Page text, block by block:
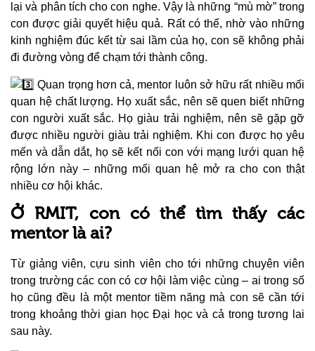
lại và phân tích cho con nghe. Vậy là những “mù mờ” trong
con được giải quyết hiệu quả. Rất có thể, nhờ vào những
kinh nghiệm đúc kết từ sai lầm của họ, con sẽ không phải
đi đường vòng để chạm tới thành công.
Quan trọng hơn cả, mentor luôn sở hữu rất nhiều mối
quan hệ chất lượng. Họ xuất sắc, nên sẽ quen biết những
con người xuất sắc. Họ giàu trải nghiệm, nên sẽ gặp gỡ
được nhiều người giàu trải nghiệm. Khi con được họ yêu
mến và dẫn dắt, họ sẽ kết nối con với mạng lưới quan hệ
rộng lớn này – những mối quan hệ mở ra cho con thật
nhiều cơ hội khác.
Ở RMIT, con có thể tìm thấy các
mentor là ai?
Từ giảng viên, cựu sinh viên cho tới những chuyên viên
trong trường các con có cơ hội làm việc cùng – ai trong số
họ cũng đều là một mentor tiềm năng mà con sẽ cần tới
trong khoảng thời gian học Đại học và cả trong tương lai
sau này.